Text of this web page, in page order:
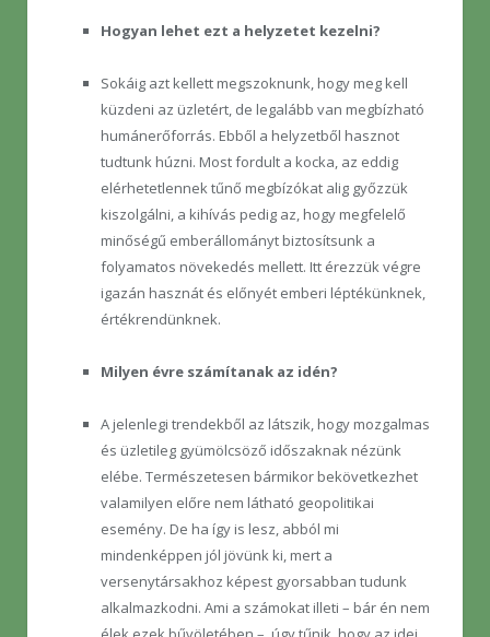
Hogyan lehet ezt a helyzetet kezelni?
Sokáig azt kellett megszoknunk, hogy meg kell
küzdeni az üzletért, de legalább van megbízható
humánerőforrás. Ebből a helyzetből hasznot
tudtunk húzni. Most fordult a kocka, az eddig
elérhetetlennek tűnő megbízókat alig győzzük
kiszolgálni, a kihívás pedig az, hogy megfelelő
minőségű emberállományt biztosítsunk a
folyamatos növekedés mellett. Itt érezzük végre
igazán hasznát és előnyét emberi léptékünknek,
értékrendünknek.
Milyen évre számítanak az idén?
A jelenlegi trendekből az látszik, hogy mozgalmas
és üzletileg gyümölcsöző időszaknak nézünk
elébe. Természetesen bármikor bekövetkezhet
valamilyen előre nem látható geopolitikai
esemény. De ha így is lesz, abból mi
mindenképpen jól jövünk ki, mert a
versenytársakhoz képest gyorsabban tudunk
alkalmazkodni. Ami a számokat illeti – bár én nem